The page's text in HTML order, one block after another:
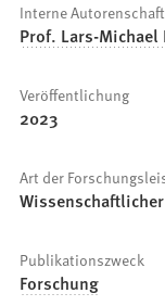
Interne Autorenschaft
Prof. Lars-Michael
Veröffentlichung
2023
Art der
Publikationszweck
Forschung